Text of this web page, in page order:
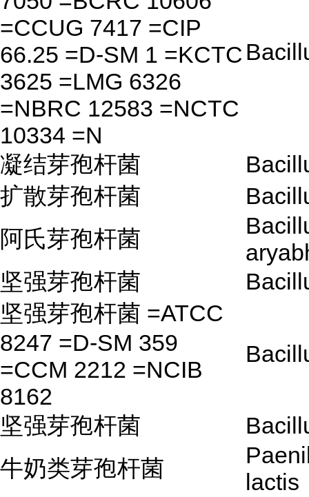
=CCUG 7417 =CIP
66.25 =D-SM 1 =KCTC
3625 =LMG 6326
=NBRC 12583 =NCTC
10334 =N
凝结芽孢杆菌
扩散芽孢杆菌
阿氏芽孢杆菌
坚强芽孢杆菌
坚强芽孢杆菌 =ATCC
8247 =D-SM 359
=CCM 2212 =NCIB
8162
坚强芽孢杆菌
牛奶类芽孢杆菌
lactis